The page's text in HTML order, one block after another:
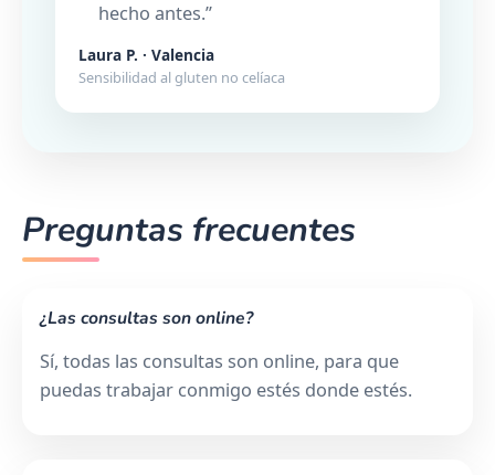
hecho antes.”
Laura P. · Valencia
Sensibilidad al gluten no celíaca
Preguntas frecuentes
¿Las consultas son online?
Sí, todas las consultas son online, para que
puedas trabajar conmigo estés donde estés.